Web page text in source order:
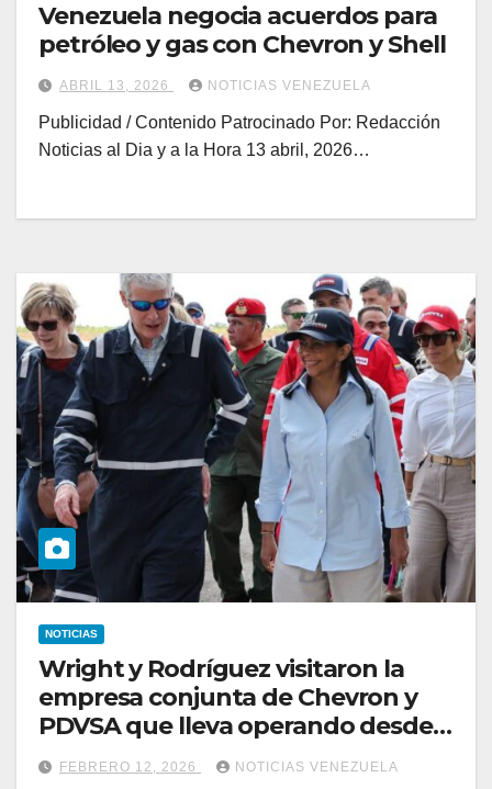
Venezuela negocia acuerdos para
petróleo y gas con Chevron y Shell
ABRIL 13, 2026 NOTICIAS VENEZUELA
Publicidad / Contenido Patrocinado Por: Redacción
Noticias al Dia y a la Hora 13 abril, 2026…
NOTICIAS
Wright y Rodríguez visitaron la
empresa conjunta de Chevron y
PDVSA que lleva operando desde
2010 en Venezuela
FEBRERO 12, 2026 NOTICIAS VENEZUELA